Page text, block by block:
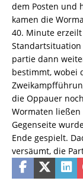
dem Posten und
kamen die
40. Minute
Standartsituation
partie dann
bestimmt, wobei
die Oppauer
Wormaten
Gegenseite
Ende gespielt.
versäumt, die